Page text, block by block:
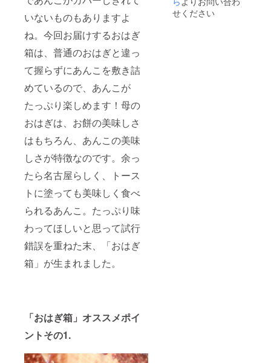
いないものもありますよ
ね。今回お届けするおはぎ
箱は、普通のおはぎと違っ
て握らずにあんこを敷き詰
めているので、あんこが
たっぷり楽しめます！母の
おはぎは、お餅の美味しさ
はもちろん、あんこの美味
しさが特徴なのです。余っ
たら名古屋らしく、トース
トに塗っても美味しく食べ
られるあんこ。たっぷり味
わってほしいと思って試行
錯誤を重ねた末、「おはぎ
箱」が生まれました。
「おはぎ箱」オススメポイ
ントその1.
せください